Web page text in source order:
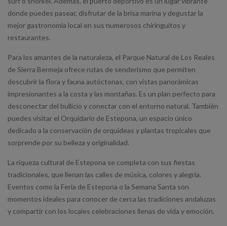
donde puedes pasear, disfrutar de la brisa marina y degustar la
mejor gastronomía local en sus numerosos chiringuitos y
restaurantes.
Para los amantes de la naturaleza, el Parque Natural de Los Reales
de Sierra Bermeja ofrece rutas de senderismo que permiten
descubrir la flora y fauna autóctonas, con vistas panorámicas
impresionantes a la costa y las montañas. Es un plan perfecto para
desconectar del bullicio y conectar con el entorno natural. También
puedes visitar el Orquidario de Estepona, un espacio único
dedicado a la conservación de orquídeas y plantas tropicales que
sorprende por su belleza y originalidad.
La riqueza cultural de Estepona se completa con sus fiestas
tradicionales, que llenan las calles de música, colores y alegría.
Eventos como la Feria de Estepona o la Semana Santa son
momentos ideales para conocer de cerca las tradiciones andaluzas
y compartir con los locales celebraciones llenas de vida y emoción.